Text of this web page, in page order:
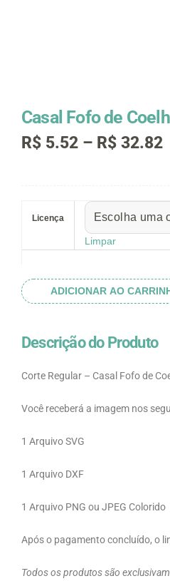
Casal Fofo de
R$ 5.52 – R$ 32.82
Licença
Limpar
ADICIONAR AO
Descrição do Produto
Corte Regular – Casal Fofo de
Você receberá a imagem nos
1 Arquivo SVG
1 Arquivo DXF
1 Arquivo PNG ou JPEG Colorido
Após o pagamento concluído, o
Todos os produtos são